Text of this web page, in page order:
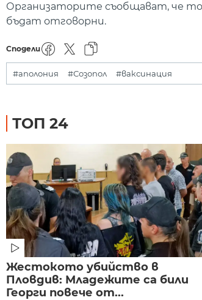
Организаторите съобщават, че
бъдат отговорни.
Сподели
#аполония #Созопол #ваксинация
ТОП 24
Жестокото убийство в
Пловдив: Младежите са били
Георги повече от...